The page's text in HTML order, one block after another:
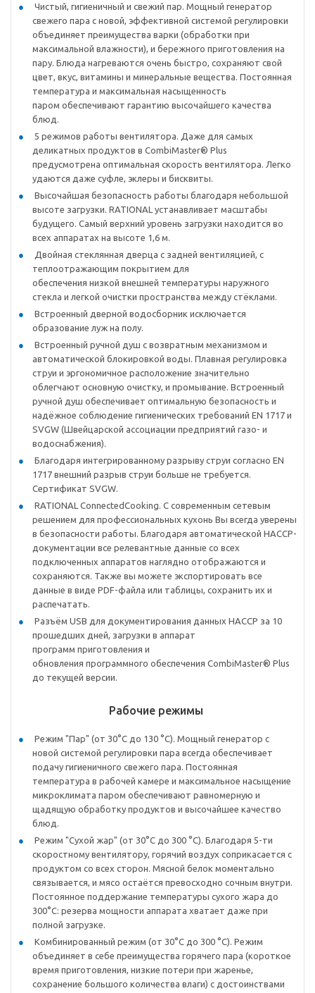
Чистый, гигиеничный и свежий пар. Мощный генератор
свежего пара с новой, эффективной системой регулировки
объединяет преимущества варки (обработки при
максимальной влажности), и бережного приготовления на
пару. Блюда нагреваются очень быстро, сохраняют свой
цвет, вкус, витамины и минеральные вещества. Постоянная
температура и максимальная насыщенность
паром обеспечивают гарантию высочайшего качества
блюд.
5 режимов работы вентилятора. Даже для самых
деликатных продуктов в CombiMaster® Plus
предусмотрена оптимальная скорость вентилятора. Легко
удаются даже суфле, эклеры и бисквиты.
Высочайшая безопасность работы благодаря небольшой
высоте загрузки. RATIONAL устанавливает масштабы
будущего. Самый верхний уровень загрузки находится во
всех аппаратах на высоте 1,6 м.
Двойная стеклянная дверца с задней вентиляцией, с
теплоотражающим покрытием для
обеспечения низкой внешней температуры наружного
стекла и легкой очистки пространства между стёклами.
Встроенный дверной водосборник исключается
образование луж на полу.
Встроенный ручной душ с возвратным механизмом и
автоматической блокировкой воды. Плавная регулировка
струи и эргономичное расположение значительно
облегчают основную очистку, и промывание. Встроенный
ручной душ обеспечивает оптимальную безопасность и
надёжное соблюдение гигиенических требований EN 1717 и
SVGW (Швейцарской ассоциации предприятий газо- и
водоснабжения).
Благодаря интегрированному разрыву струи согласно EN
1717 внешний разрыв струи больше не требуется.
Сертификат SVGW.
RATIONAL ConnectedCooking. С современным сетевым
решением для профессиональных кухонь Вы всегда уверены
в безопасности работы. Благодаря автоматической HACCP-
документации все релевантные данные со всех
подключенных аппаратов наглядно отображаются и
сохраняются. Также вы можете экспортировать все
данные в виде PDF-файла или таблицы, сохранить их и
распечатать.
Разъём USB для документирования данных HACCP за 10
прошедших дней, загрузки в аппарат
программ приготовления и
обновления программного обеспечения CombiMaster® Plus
до текущей версии.
Рабочие режимы
Режим "Пар" (от 30°C до 130 °C). Мощный генератор с
новой системой регулировки пара всегда обеспечивает
подачу гигиеничного свежего пара. Постоянная
температура в рабочей камере и максимальное насыщение
микроклимата паром обеспечивают равномерную и
щадящую обработку продуктов и высочайшее качество
блюд.
Режим "Сухой жар" (от 30°C до 300 °C). Благодаря 5-ти
скоростному вентилятору, горячий воздух соприкасается с
продуктом со всех сторон. Мясной белок моментально
связывается, и мясо остаётся превосходно сочным внутри.
Постоянное поддержание температуры сухого жара до
300°С: резерва мощности аппарата хватает даже при
полной загрузке.
Комбинированный режим (от 30°C до 300 °C). Режим
объединяет в себе преимущества горячего пара (короткое
время приготовления, низкие потери при жаренье,
сохранение большого количества влаги) с достоинствами